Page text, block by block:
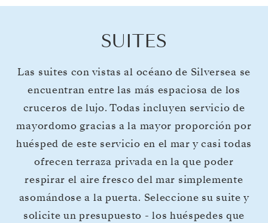
SUITES
Las suites con vistas al océano de Silversea se
encuentran entre las más espaciosa de los
cruceros de lujo. Todas incluyen servicio de
mayordomo gracias a la mayor proporción por
huésped de este servicio en el mar y casi todas
ofrecen terraza privada en la que poder
respirar el aire fresco del mar simplemente
asomándose a la puerta. Seleccione su suite y
solicite un presupuesto - los huéspedes que